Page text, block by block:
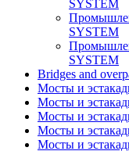
SYSTEM
SYSTEM
SYSTEM
Bridges and
Мосты и
Мосты и
Мосты и
Мосты и
Мосты и